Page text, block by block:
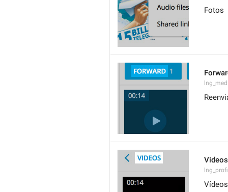
Fotos
Videos
Vídeos